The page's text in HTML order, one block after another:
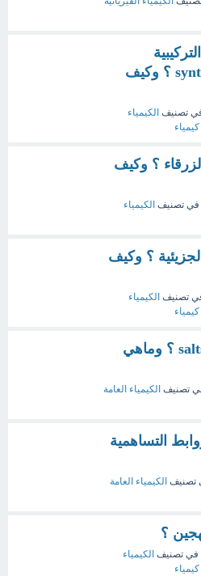
synthetic elements ؟ وكيف
تصنيف الكيمياء
؟ وكيف
في تصنيف الكيمياء
؟ وكيف
تصنيف الكيمياء
ما هي الأملاح salts ؟ وماهي
تصنيف الكيمياء العامة
التساهمية
تصنيف الكيمياء العامة
؟
في تصنيف الكيمياء